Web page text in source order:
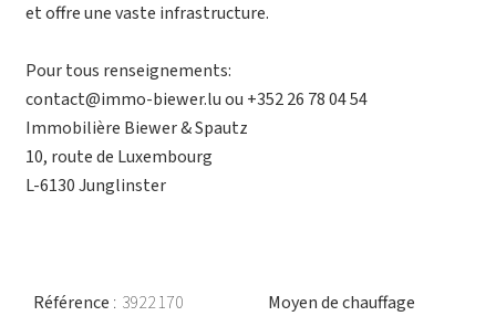
et offre une vaste infrastructure.
Pour tous renseignements:
contact@immo-biewer.lu ou +352 26 78 04 54
Immobilière Biewer & Spautz
10, route de Luxembourg
L-6130 Junglinster
Référence 3922170
Moyen de chauffage